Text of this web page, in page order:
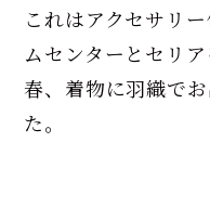
これはアクセサリ
ムセンターとセリア
春、着物に羽織で
た。